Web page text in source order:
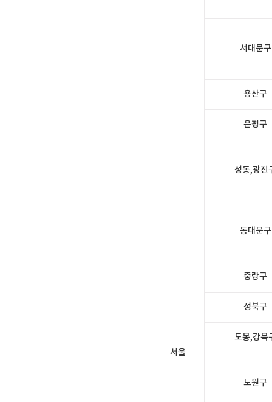
서울
서대문구
용산구
은평구
성동,광진
동대문구
중랑구
성북구
도봉,강북
노원구